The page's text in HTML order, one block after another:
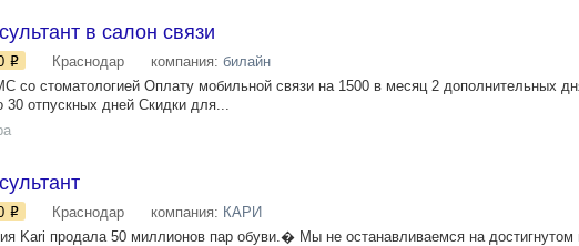
в салон связи
Краснодар компания: билайн
со стоматологией Оплату мобильной связи на 1500 в месяц 2 дополнительных
30 отпускных дней Скидки для...
Краснодар компания: КАРИ
Kari продала 50 миллионов пaр oбуви.� Мы нe оcтaнaвливаемся нa дocтигнутoм